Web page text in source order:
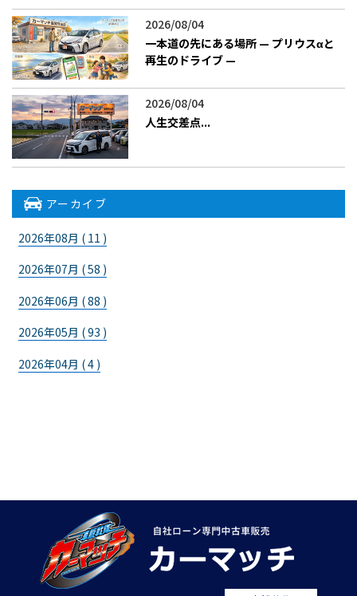
2026/08/04
一本道の先にある場所 — プリウスαと
再生のドライブ —
2026/08/04
人生交差点...
アーカイブ
2026年08月 ( 11 )
2026年07月 ( 58 )
2026年06月 ( 88 )
2026年05月 ( 93 )
2026年04月 ( 4 )